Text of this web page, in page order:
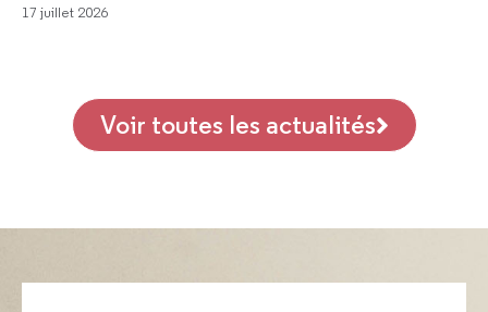
17 juillet 2026
Voir toutes les actualités